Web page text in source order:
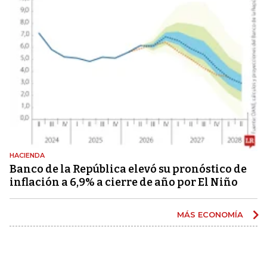
HACIENDA
Banco de la República elevó su pronóstico de
inflación a 6,9% a cierre de año por El Niño
MÁS ECONOMÍA